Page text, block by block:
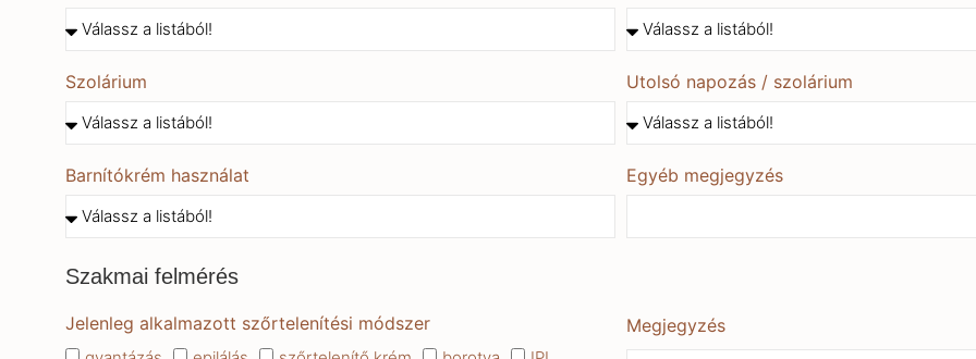
Szolárium Utolsó napozás / szolárium
Barnítókrém használat Egyéb megjegyzés
Szakmai felmérés
Jelenleg alkalmazott szőrtelenítési módszer Megjegyzés